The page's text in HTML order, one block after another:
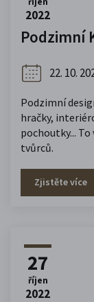
2022
Podzimní
22. 10.
Podzimní
hračky,
pochoutky... To
tvůrců.
Zjistěte více
27
říjen
2022